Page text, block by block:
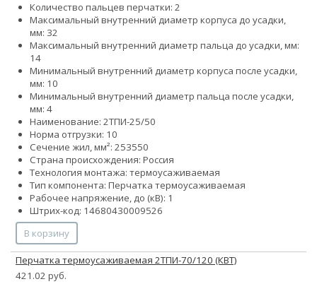
Количество пальцев перчатки: 2
Максимальный внутренний диаметр корпуса до усадки,
мм: 32
Максимальный внутренний диаметр пальца до усадки, мм:
14
Минимальный внутренний диаметр корпуса после усадки,
мм: 10
Минимальный внутренний диаметр пальца после усадки,
мм: 4
Наименование: 2ТПИ-25/50
Норма отгрузки: 10
Сечение жил, мм²: 253550
Страна происхождения: Россия
Технология монтажа: термоусаживаемая
Тип компонента: Перчатка термоусаживаемая
Рабочее напряжение, до (кВ): 1
Штрих-код: 14680430009526
В корзину
Перчатка термоусаживаемая 2ТПИ-70/120 (КВТ)
421.02 руб.